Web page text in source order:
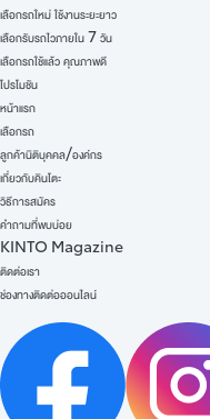
เลือกรถใหม่ ใช้งานระยะยาว
เลือกรับรถไวภายใน 7 วัน
เลือกรถใช้แล้ว คุณภาพดี
โปรโมชัน
หน้าแรก
เลือกรถ
ลูกค้านิติบุคคล/องค์กร
เกี่ยวกับคินโตะ
วิธีการสมัคร
คำถามที่พบบ่อย
KINTO Magazine
ติดต่อเรา
ช่องทางติดต่อออนไลน์